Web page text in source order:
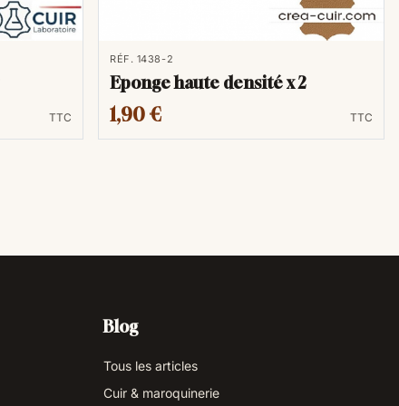
TTC
RÉF. 1438-2
Eponge haute densité x 2
1,90 € TTC
Blog
Tous les articles
Cuir & maroquinerie